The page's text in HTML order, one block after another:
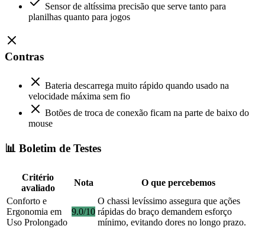
Sensor de altíssima precisão que serve tanto para
planilhas quanto para jogos
Contras
Bateria descarrega muito rápido quando usado na
velocidade máxima sem fio
Botões de troca de conexão ficam na parte de baixo do
mouse
📊 Boletim de Testes
Critério
avaliado
Nota
O que percebemos
Conforto e
Ergonomia em
Uso Prolongado
9.0/10
O chassi levíssimo assegura que ações
rápidas do braço demandem esforço
mínimo, evitando dores no longo prazo.